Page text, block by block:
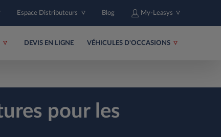
Espace Distributeurs Blog My-Leasys
DEVIS EN LIGNE VÉHICULES D'OCCASIONS
pour les